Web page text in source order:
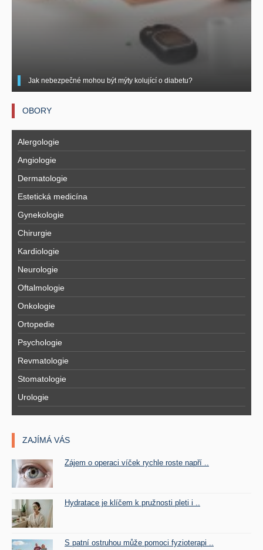
Jak nebezpečné mohou být mýty kolující o diabetu?
OBORY
Alergologie
Angiologie
Dermatologie
Estetická medicína
Gynekologie
Chirurgie
Kardiologie
Neurologie
Oftalmologie
Onkologie
Ortopedie
Psychologie
Revmatologie
Stomatologie
Urologie
ZAJÍMÁ VÁS
Zájem o operaci víček rychle roste napří ..
Hydratace je klíčem k pružnosti pleti i ..
S patní ostruhou může pomoci fyzioterapi ..